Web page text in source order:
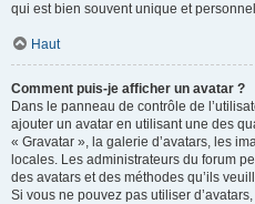
qui est bien souvent unique et
Haut
Comment puis-je afficher un avatar ?
Dans le panneau de contrôle de
ajouter un avatar en utilisant une des
« Gravatar », la galerie d’avatars, les
locales. Les administrateurs du forum
des avatars et des méthodes qu’ils
Si vous ne pouvez pas utiliser